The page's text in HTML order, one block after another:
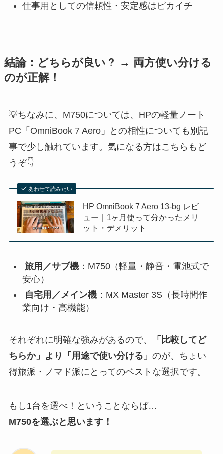
仕事用としての信頼性・安定感はピカイチ
結論：どちらが良い？ → 両方使い分ける
のが正解！
💡ちなみに、M750については、HPの軽量ノート
PC「OmniBook 7 Aero」との相性についても別記
事で少し触れています。気になる方はこちらもど
うぞ👇
あわせて読みたい
HP OmniBook 7 Aero 13-bg レビ
ュー｜1ヶ月使って分かったメリ
ット・デメリット
旅用／サブ機：M750（軽量・静音・電池式で
安心）
自宅用／メイン機：MX Master 3S（長時間作
業向け・高機能）
それぞれに明確な強みがあるので、
「比較してど
ちらか」より「用途で使い分ける」 のが、ちょい
得旅派・ノマド派にとってのベストな選択です。
もし1台を選べ！ということならば…
M750を選ぶと思います！